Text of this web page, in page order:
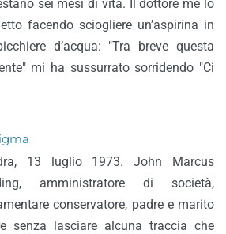
sei mesi di vita. Il dottore me lo
facendo sciogliere un’aspirina in
d’acqua: "Tra breve questa
mi ha sussurrato sorridendo "Ci
13 luglio 1973. John Marcus
amministratore di società,
conservatore, padre e marito
senza lasciare alcuna traccia che